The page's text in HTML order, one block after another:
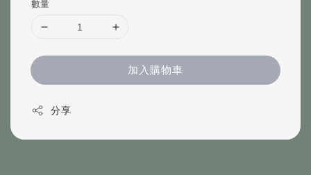
數量
加入購物車
分享